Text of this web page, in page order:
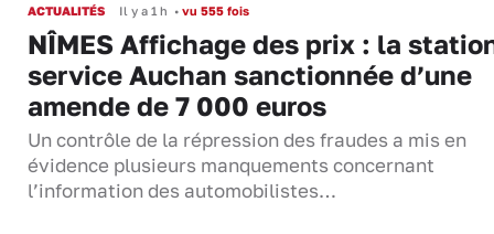
ACTUALITÉS Il y a 1 h • vu 555 fois
NÎMES Affichage des prix : la
service Auchan sanctionnée d’une
amende de 7 000 euros
Un contrôle de la répression des fraudes a mis en
évidence plusieurs manquements concernant
l’information des automobilistes…